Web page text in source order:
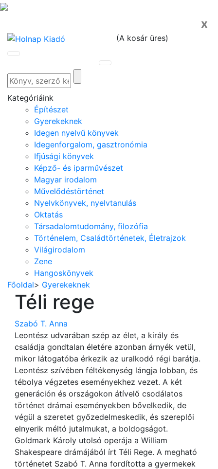
x
(A kosár üres)
Kategóriáink
Építészet
Gyerekeknek
Idegen nyelvű könyvek
Idegenforgalom, gasztronómia
Ifjúsági könyvek
Képző- és iparművészet
Magyar irodalom
Művelődéstörténet
Nyelvkönyvek, nyelvtanulás
Oktatás
Társadalomtudomány, filozófia
Történelem, Családtörténetek, Életrajzok
Világirodalom
Zene
Hangoskönyvek
Főoldal> Gyerekeknek
Téli rege
Szabó T. Anna
Leontész udvarában szép az élet, a király és
családja gondtalan életére azonban árnyék vetül,
mikor látogatóba érkezik az uralkodó régi barátja.
Leontész szívében féltékenység lángja lobban, és
tébolya végzetes eseményekhez vezet. A két
generáción és országokon átívelő csodálatos
történet drámai eseményekben bővelkedik, de
végül a szeretet győzedelmeskedik, és szereplői
elnyerik méltó jutalmukat, a boldogságot.
Goldmark Károly utolsó operája a William
Shakespeare drámájából írt Téli Rege. A megható
történetet Szabó T. Anna fordította a gyermekek